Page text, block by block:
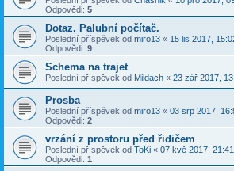
Odpovědi: 5
Dotaz. Palubní počítač.
Poslední příspěvek od miro13 « 15 lis 2017,
Odpovědi: 9
Schema na trajet
Poslední příspěvek od Mildach « 23 zář 2017,
Prosba
Poslední příspěvek od miro13 « 03 srp 2017,
Odpovědi: 2
vrzání z prostoru před řidičem
Poslední příspěvek od ToKi « 07 kvě 2017, 21:41
Odpovědi: 1